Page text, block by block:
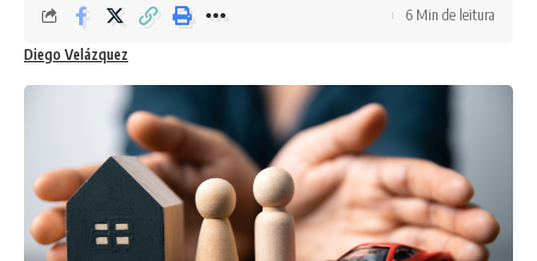
Diego Velázquez
6 Min de leitura